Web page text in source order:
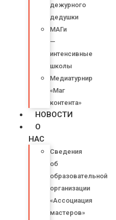
дежурного
дедушки
МАГи
—
интенсивные
школы
Медиатурнир
«Маг
контента»
НОВОСТИ
О
НАС
Сведения
об
образовательной
организации
«Ассоциация
мастеров»